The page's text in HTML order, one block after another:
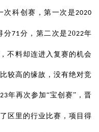
次科创赛，第一次是2020
分71分，第二次是2022年
不料却连进入复赛的机会
较高的缘故，没有绝对竞
23年再次参加“宝创赛”，晋
区里的行业比赛，项目得